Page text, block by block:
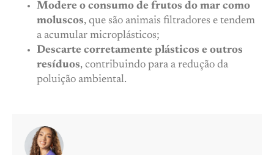
Modere o consumo de frutos do mar como
moluscos, que são animais filtradores e tendem
a acumular microplásticos;
Descarte corretamente plásticos e outros
resíduos, contribuindo para a redução da
poluição ambiental.